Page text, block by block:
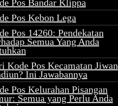
Pos Bandar Klippa
Pos Kebon Lega
Pos 14260: Pendekatan
Semua Yang Anda
Kode Pos Kecamatan Jiwan
Ini Jawabannya
Pos Kelurahan Pisangan
Semua yang Perlu Anda